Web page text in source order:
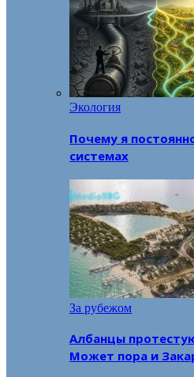
Экология
Почему я
системах
За рубежом
Албанцы
Может пора и